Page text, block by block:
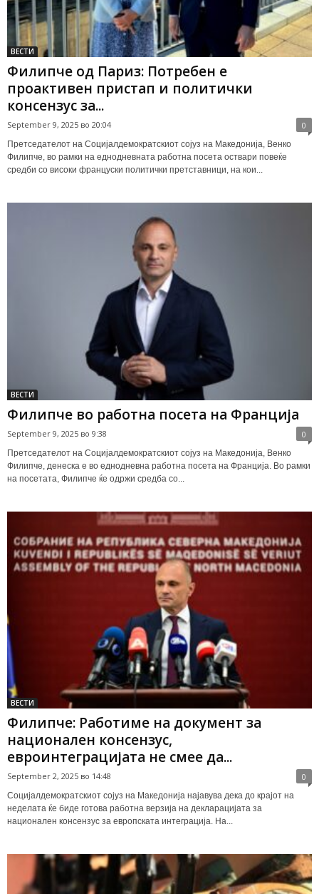
ВЕСТИ
Филипче од Париз: Потребен е
проактивен пристап и политички
консензус за...
September 9, 2025 во 20:04 0
Претседателот на Социјалдемократскиот сојуз на Македонија, Венко
Филипче, во рамки на еднодневната работна посета оствари повеќе
средби со високи француски политички претставници, на кои...
ВЕСТИ
Филипче во работна посета на Франција
September 9, 2025 во 9:38 0
Претседателот на Социјалдемократскиот сојуз на Македонија, Венко
Филипче, денеска е во еднодневна работна посета на Франција. Во рамки
на посетата, Филипче ќе одржи средба со...
ВЕСТИ
Филипче: Работиме на документ за
национален консензус,
евроинтеграцијата не смее да...
September 2, 2025 во 14:48 0
Социјалдемократскиот сојуз на Македонија најавува дека до крајот на
неделата ќе биде готова работна верзија на декларацијата за
национален консензус за европската интеграција. На...